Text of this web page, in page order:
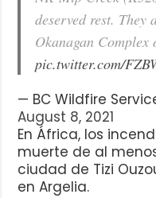
deserved rest. They
Okanagan Complex
pic.twitter.com/
— BC Wildfire
August 8, 2021
En África, los
muerte de al
ciudad de Tizi
en Argelia.